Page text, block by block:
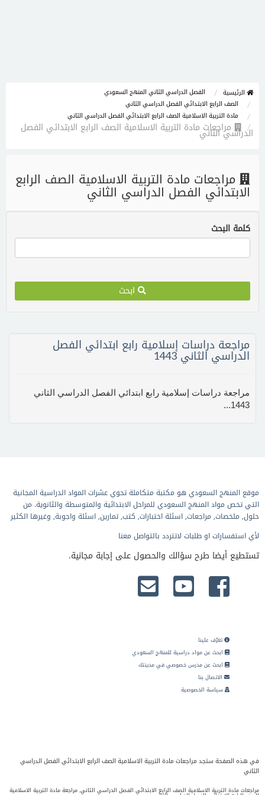
الرئيسية
الفصل الدراسي الثاني المنهج السعودي
الصف الرابع الابتدائي الفصل الدراسي الثاني
مادة التربية الاسلامية الصف الرابع الابتدائي الفصل الدراسي الثاني
مراجعات مادة التربية الاسلامية الصف الرابع الابتدائي الفصل
الدراسي الثاني
مراجعات مادة التربية الاسلامية الصف الرابع
الابتدائي الفصل الدراسي الثاني
كلمة البحث
ابحث
مراجعة دراسات إسلامية رابع ابتدائي الفصل
الدراسي الثاني 1443
مراجعة دراسات إسلامية رابع ابتدائي الفصل الدراسي الثاني
1443...
موقع المنهج السعودي هو مكتبة متكاملة تحوي عشرات المواد الدراسية المجانية
التي تخص مواد المنهج السعودي للمراحل الابتدائية والمتوسطة والثانوية. من
حلول, ملخصات, مراجعات, اسئلة اختبارات, كتب, تمارين, اسئلة واجوبة, وغيرها الكثير
لأي استفسارات او طلبات لاتتردد بالتواصل معنا
تستطيع أيضا طرح سؤالك والحصول على إجابة مجانية.
تعرّف علينا
ابحث عن مواد دراسية للمنهج السعودي
ابحث عن مدرس خصوصي في مدينتك
الاتصال بنا
سياسة الخصوصية
في هذه الصفحة ستجد مراجعات مادة التربية الاسلامية الصف الرابع الابتدائي الفصل الدراسي
الثاني
مراجعات مادة التربية الاسلامية الصف الرابع الابتدائي الفصل الدراسي الثاني, مراجعة مادة التربية الاسلامية